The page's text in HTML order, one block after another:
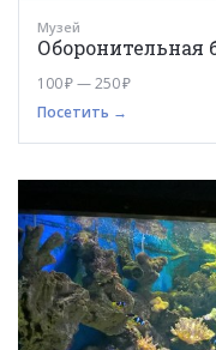
Музей
Оборонительная
100 ₽ — 250 ₽
Посетить →